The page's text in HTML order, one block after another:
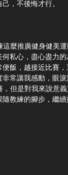
，不後悔才行。
麼推廣健身健美
私心，盡心盡力
飯，越接近比賽
常讓我感動，眼
但是對我來說意
教練的腳步，繼續